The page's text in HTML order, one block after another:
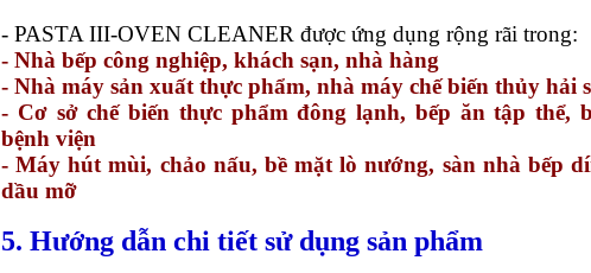
- PASTA III-OVEN CLEANER được ứng dụng rộng rãi trong:
- Nhà bếp công nghiệp, khách sạn, nhà hàng
- Nhà máy sản xuất thực phẩm, nhà máy chế biến thủy hải
- Cơ sở chế biến thực phẩm đông lạnh, bếp ăn tập thể,
bệnh viện
- Máy hút mùi, chảo nấu, bề mặt lò nướng, sàn nhà bếp
dầu mỡ
5. Hướng dẫn chi tiết sử dụng sản phẩm